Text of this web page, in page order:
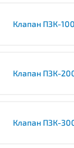
Клапан ПЗК-100
Клапан ПЗК-
Клапан ПЗК-